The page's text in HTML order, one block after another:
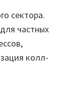
сектора.
частных
колл-